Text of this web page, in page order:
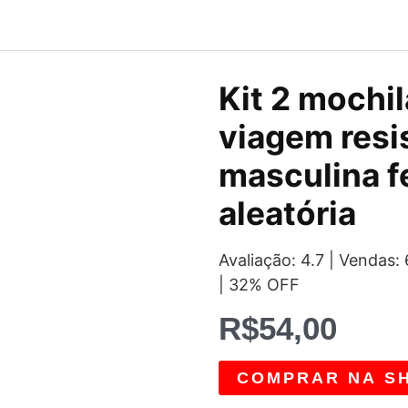
Kit 2
viagem
masculina
aleatória
Avaliação: 4.7 | Vendas:
| 32% OFF
R$54,00
COMPRAR NA